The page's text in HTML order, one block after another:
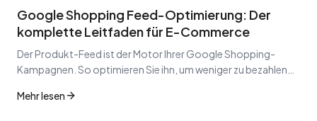
Google Shopping Feed-Optimierung: Der
komplette Leitfaden für E-Commerce
Der Produkt-Feed ist der Motor Ihrer Google Shopping-
Kampagnen. So optimieren Sie ihn, um weniger zu bezahlen
Mehr lesen